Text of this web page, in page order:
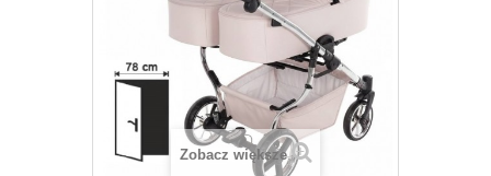
Zobacz większe